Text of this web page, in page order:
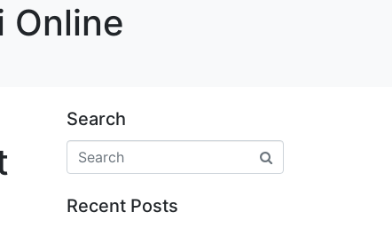
Online
Search
Recent Posts